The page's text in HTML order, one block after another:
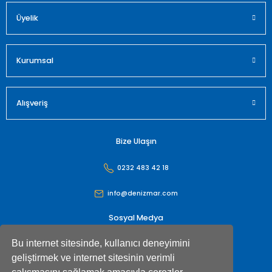
Bu internet sitesinde, kullanıcı deneyimini
geliştirmek ve internet sitesinin verimli
Üyelik
Kurumsal
Alışveriş
Bize Ulaşın
0232 483 42 18
info@denizmar.com
Sosyal Medya